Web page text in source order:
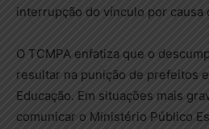
interrupção do vínculo por causa
O TCMPA enfatiza que o
resultar na punição de prefeitos
Educação. Em situações mais
comunicar o Ministério Público